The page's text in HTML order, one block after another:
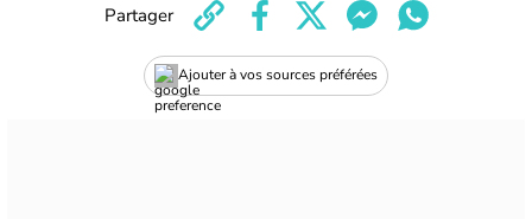
Ajouter à vos sources préférées
Partager